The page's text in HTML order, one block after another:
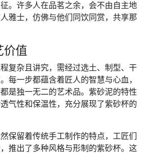
。许多人在品茗之余，会不由自主地
雅士，仿佛与他们同饮同赏，共享那
价值
复杂且讲究，需经过选土、制型、干
每一步都蕴含着匠人的智慧与心血，
是独一无二的艺术品。紫砂泥的特性
气性和保温性，充分展现了紫砂杯的
保留着传统手工制作的特点，工匠们
推出了多种风格与形制的紫砂杯。这